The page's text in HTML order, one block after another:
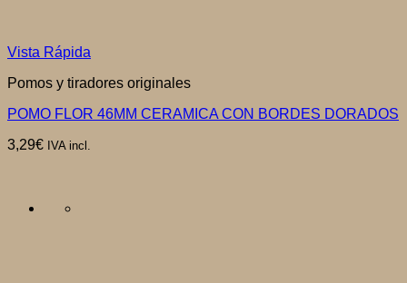
Vista Rápida
Pomos y tiradores originales
POMO FLOR 46MM CERAMICA CON BORDES DORADOS
3,29€ IVA incl.